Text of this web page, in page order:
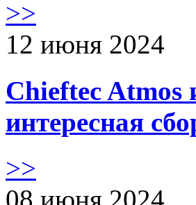
>>
12 июня 2024
Chieftec Atmos
интересная
>>
08 июня 2024